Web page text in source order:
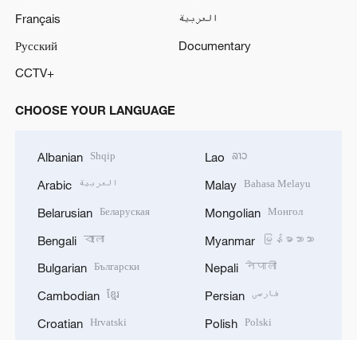
Français
العربية
Русский
Documentary
CCTV+
CHOOSE YOUR LANGUAGE
Albanian Shqip
Arabic العربية
Belarusian Беларуская
Bengali বাংলা
Bulgarian Български
Cambodian ខ្មែរ
Croatian Hrvatski
Lao ລາວ
Malay Bahasa Melayu
Mongolian Монгол
Myanmar မြန်မာဘာသာ
Nepali नेपाली
Persian فارسی
Polish Polski